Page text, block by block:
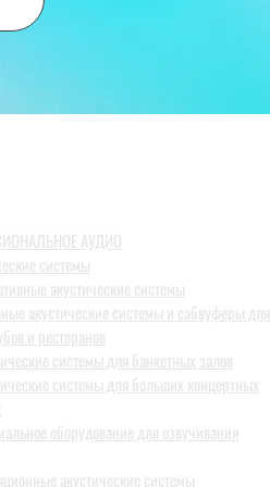
АУДИО
системы
акустические системы
акустические системы и сабвуферы для
и ресторанов
системы для банкетных залов
системы для больших концертных
оборудование для озвучивания
акустические системы